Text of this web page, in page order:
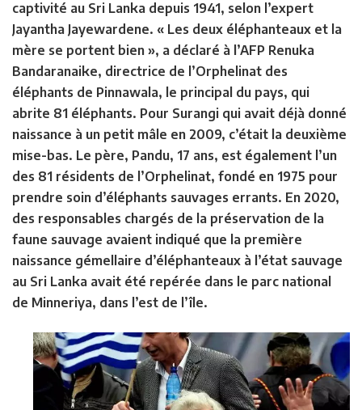
captivité au Sri Lanka depuis 1941, selon l’expert
Jayantha Jayewardene. « Les deux éléphanteaux et la
mère se portent bien », a déclaré à l’AFP Renuka
Bandaranaike, directrice de l’Orphelinat des
éléphants de Pinnawala, le principal du pays, qui
abrite 81 éléphants. Pour Surangi qui avait déjà donné
naissance à un petit mâle en 2009, c’était la deuxième
mise-bas. Le père, Pandu, 17 ans, est également l’un
des 81 résidents de l’Orphelinat, fondé en 1975 pour
prendre soin d’éléphants sauvages errants. En 2020,
des responsables chargés de la préservation de la
faune sauvage avaient indiqué que la première
naissance gémellaire d’éléphanteaux à l’état sauvage
au Sri Lanka avait été repérée dans le parc national
de Minneriya, dans l’est de l’île.